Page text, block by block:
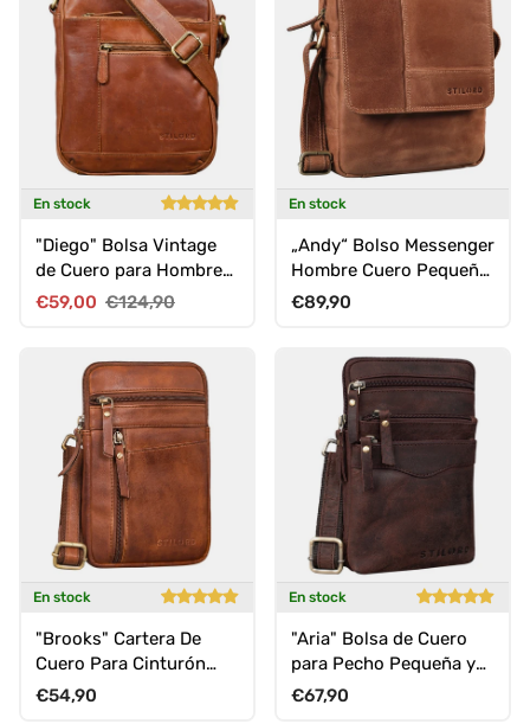
En stock
"Diego" Bolsa Vintage
de Cuero para Hombre
Pequeña para 9.7
Precio de venta
€59,00 Precio normal
€124,90
En stock
„Andy“ Bolso Messenger
Hombre Cuero Pequeña
Bandolera Vintage
Precio normal
€89,90
En stock
"Brooks" Cartera De
Cuero Para Cinturón
Pequeña Bolsa Para
Precio normal
€54,90
En stock
"Aria" Bolsa de Cuero
para Pecho Pequeña y
Multifuncional para
Precio normal
€67,90